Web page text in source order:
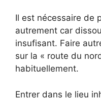
Il est nécessaire de
autrement car
insufisant. Faire
sur la « route du
habituellement.
Entrer dans le lieu